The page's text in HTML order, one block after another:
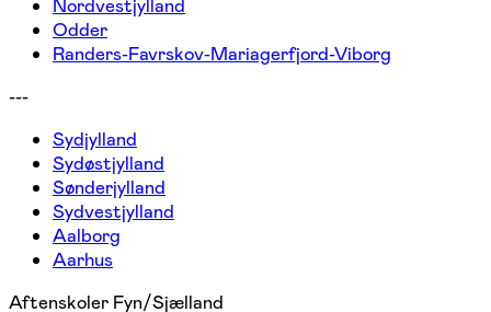
Nordvestjylland
Odder
Randers-Favrskov-Mariagerfjord-Viborg
---
Sydjylland
Sydøstjylland
Sønderjylland
Sydvestjylland
Aalborg
Aarhus
Aftenskoler Fyn/Sjælland